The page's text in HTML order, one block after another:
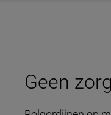
Geen